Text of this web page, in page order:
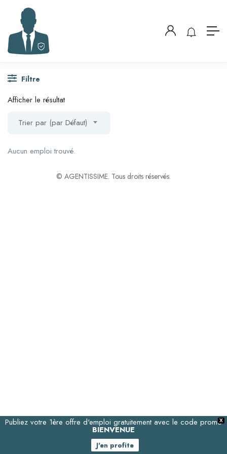
Filtre
Afficher le résultat
Trier par (par Défaut)
Aucun emploi trouvé.
© AGENTISSIME. Tous droits réservés.
X
Publiez votre 1ère offre d'emploi gratuitement avec le code promo
BIENVENUE
J'en profite